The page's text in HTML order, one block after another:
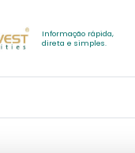
Informação rápida,
direta e simples.